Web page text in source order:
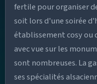
fertile pour organiser
soit lors d'une soirée
établissement cosy ou
avec vue sur les
sont nombreuses. La
ses spécialités